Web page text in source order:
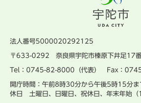
法人番号5000020292125
〒633-0292 奈良県宇陀市榛原下井足17
Tel：0745-82-8000（代表） Fax：
開庁時間：午前8時30分から午後5時15分ま
休日 土曜日、日曜日、祝休日、年末年始（